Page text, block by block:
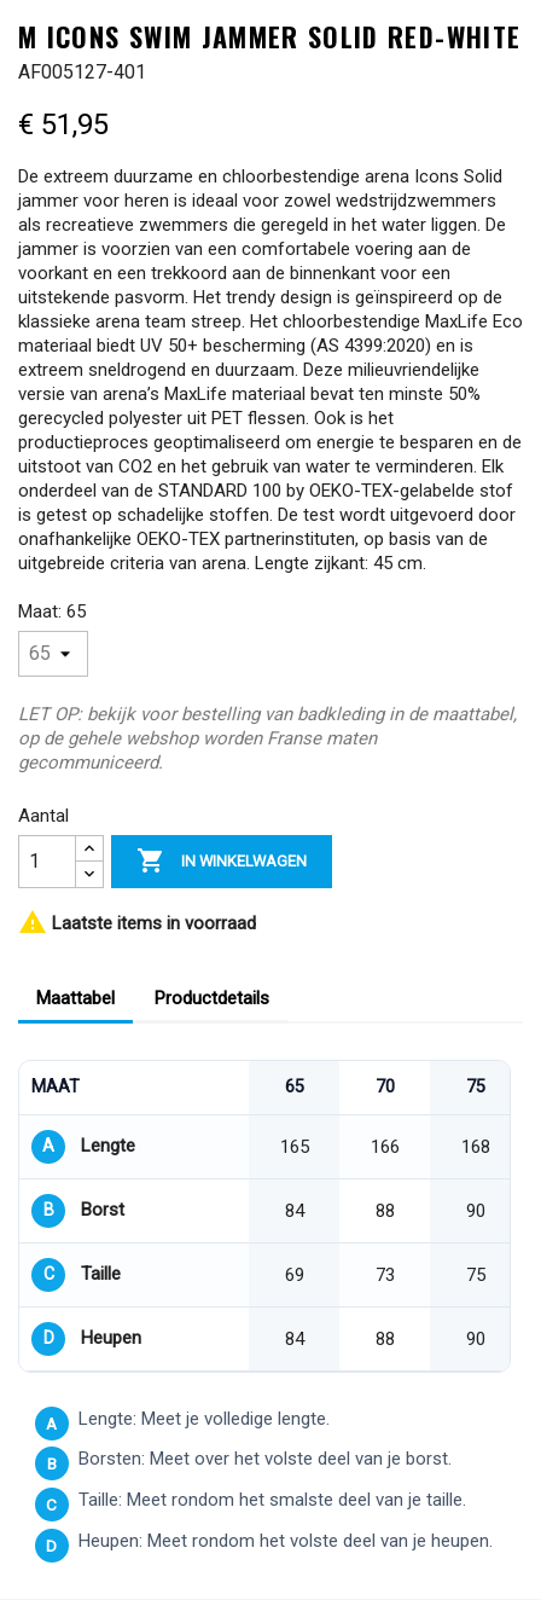
M ICONS SWIM JAMMER SOLID RED-WHITE
AF005127-401
€ 51,95
De extreem duurzame en chloorbestendige arena Icons Solid
jammer voor heren is ideaal voor zowel wedstrijdzwemmers
als recreatieve zwemmers die geregeld in het water liggen. De
jammer is voorzien van een comfortabele voering aan de
voorkant en een trekkoord aan de binnenkant voor een
uitstekende pasvorm. Het trendy design is geïnspireerd op de
klassieke arena team streep. Het chloorbestendige MaxLife Eco
materiaal biedt UV 50+ bescherming (AS 4399:2020) en is
extreem sneldrogend en duurzaam. Deze milieuvriendelijke
versie van arena’s MaxLife materiaal bevat ten minste 50%
gerecycled polyester uit PET flessen. Ook is het
productieproces geoptimaliseerd om energie te besparen en de
uitstoot van CO2 en het gebruik van water te verminderen. Elk
onderdeel van de STANDARD 100 by OEKO-TEX-gelabelde stof
is getest op schadelijke stoffen. De test wordt uitgevoerd door
onafhankelijke OEKO-TEX partnerinstituten, op basis van de
uitgebreide criteria van arena. Lengte zijkant: 45 cm.
Maat: 65
LET OP: bekijk voor bestelling van badkleding in de maattabel,
op de gehele webshop worden Franse maten
gecommuniceerd.
Aantal
 IN WINKELWAGEN
 Laatste items in voorraad
Maattabel Productdetails
MAAT 65 70 75
A Lengte 165 166 168
B Borst 84 88 90
C Taille 69 73 75
D Heupen 84 88 90
A Lengte: Meet je volledige lengte.
B Borsten: Meet over het volste deel van je borst.
C Taille: Meet rondom het smalste deel van je taille.
D Heupen: Meet rondom het volste deel van je heupen.